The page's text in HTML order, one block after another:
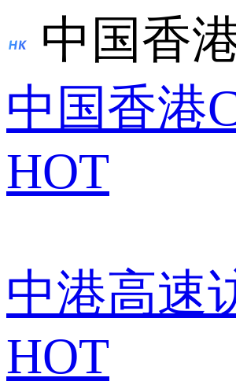
中国香
中国香港
HOT
中港高速
HOT